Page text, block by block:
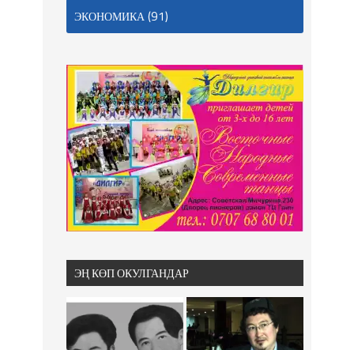
ЭКОНОМИКА(91)
ЭҢ КӨП ОКУЛГАНДАР